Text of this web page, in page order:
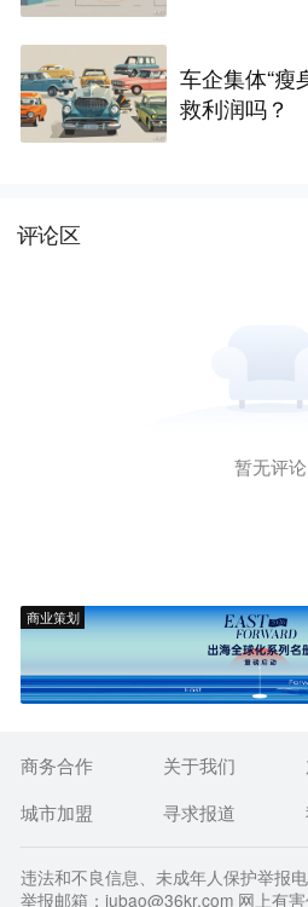
车企集体“瘦
救利润吗？
评论区
暂无评论
商业策划
商务合作 关于我们
城市加盟
寻求报道
违法和不良信息、未成年人保护举报
举报邮箱：jubao@36kr.com 网上有